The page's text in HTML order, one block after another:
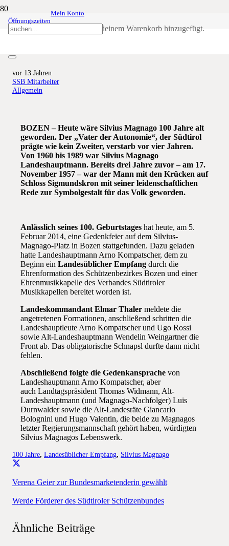
Öffnungszeiten
Mein Konto
wurde deinem Warenkorb hinzugefügt.
Landesüblicher Empfang anlässlich
vor 13 Jahren
SSB Mitarbeiter
Allgemein
BOZEN – Heute wäre Silvius Magnago 100 Jahre alt
geworden. Der „Vater der Autonomie“, der Südtirol
prägte wie kein Zweiter, verstarb vor vier Jahren.
Von 1960 bis 1989 war Silvius Magnago
Landeshauptmann. Bereits drei Jahre zuvor – am 17.
November 1957 – war der Mann mit den Krücken auf
Schloss Sigmundskron mit seiner leidenschaftlichen
Rede zur Symbolgestalt für das Volk geworden.
Anlässlich seines 100. Geburtstages hat heute, am 5.
Februar 2014, eine Gedenkfeier auf dem Silvius-
Magnago-Platz in Bozen stattgefunden. Dazu geladen
hatte Landeshauptmann Arno Kompatscher, dem zu
Beginn ein Landesüblicher Empfang durch die
Ehrenformation des Schützenbezirkes Bozen und einer
Ehrenmusikkapelle des Verbandes Südtiroler
Musikkapellen bereitet worden ist.
Landeskommandant Elmar Thaler meldete die
angetretenen Formationen, anschließend schritten die
Landeshauptleute Arno Kompatscher und Ugo Rossi
sowie Alt-Landeshauptmann Wendelin Weingartner die
Front ab. Das obligatorische Schnapsl durfte dann nicht
fehlen.
Abschließend folgte die Gedenkansprache von
Landeshauptmann Arno Kompatscher, aber
auch Landtagspräsident Thomas Widmann, Alt-
Landeshauptmann (und Magnago-Nachfolger) Luis
Durnwalder sowie die Alt-Landesräte Giancarlo
Bolognini und Hugo Valentin, die beide zu Magnagos
letzter Regierungsmannschaft gehört haben, würdigten
Silvius Magnagos Lebenswerk.
100 Jahre, Landesüblicher Empfang, Silvius Magnago
Verena Geier zur Bundesmarketenderin gewählt
Werde Förderer des Südtiroler Schützenbundes
Ähnliche Beiträge